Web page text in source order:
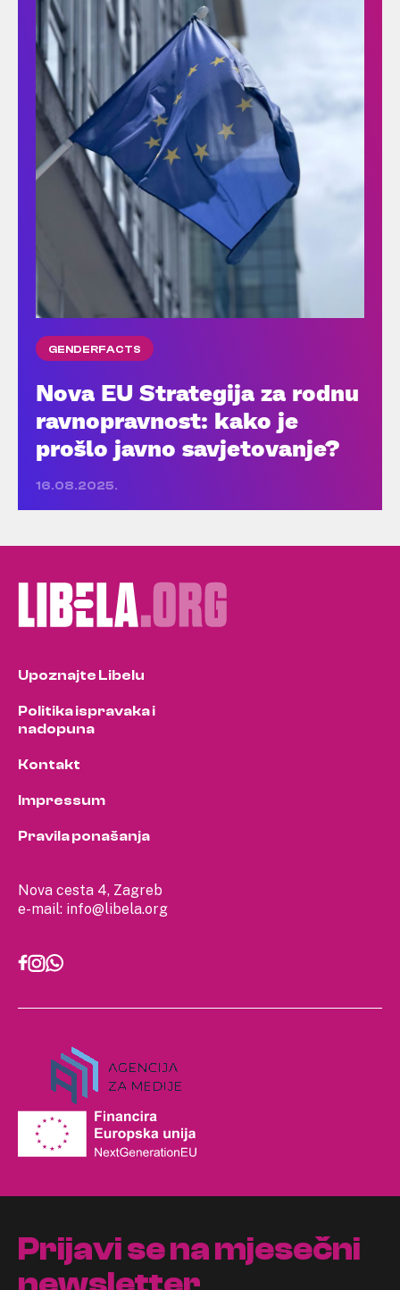
GENDERFACTS
Nova EU Strategija za rodnu
ravnopravnost: kako je
prošlo javno savjetovanje?
16.08.2025.
Nova cesta 4, Zagreb
e-mail: info@libela.org
Upoznajte Libelu
Politika ispravaka i
nadopuna
Kontakt
Impressum
Pravila ponašanja
Prijavi se na mjesečni